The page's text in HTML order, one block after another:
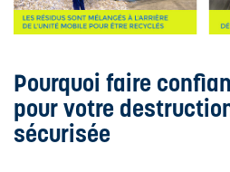
Pourquoi faire
pour votre
sécurisée